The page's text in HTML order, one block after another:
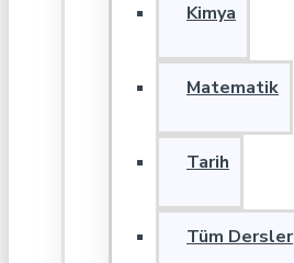
Kimya
Matematik
Tarih
Tüm Dersler